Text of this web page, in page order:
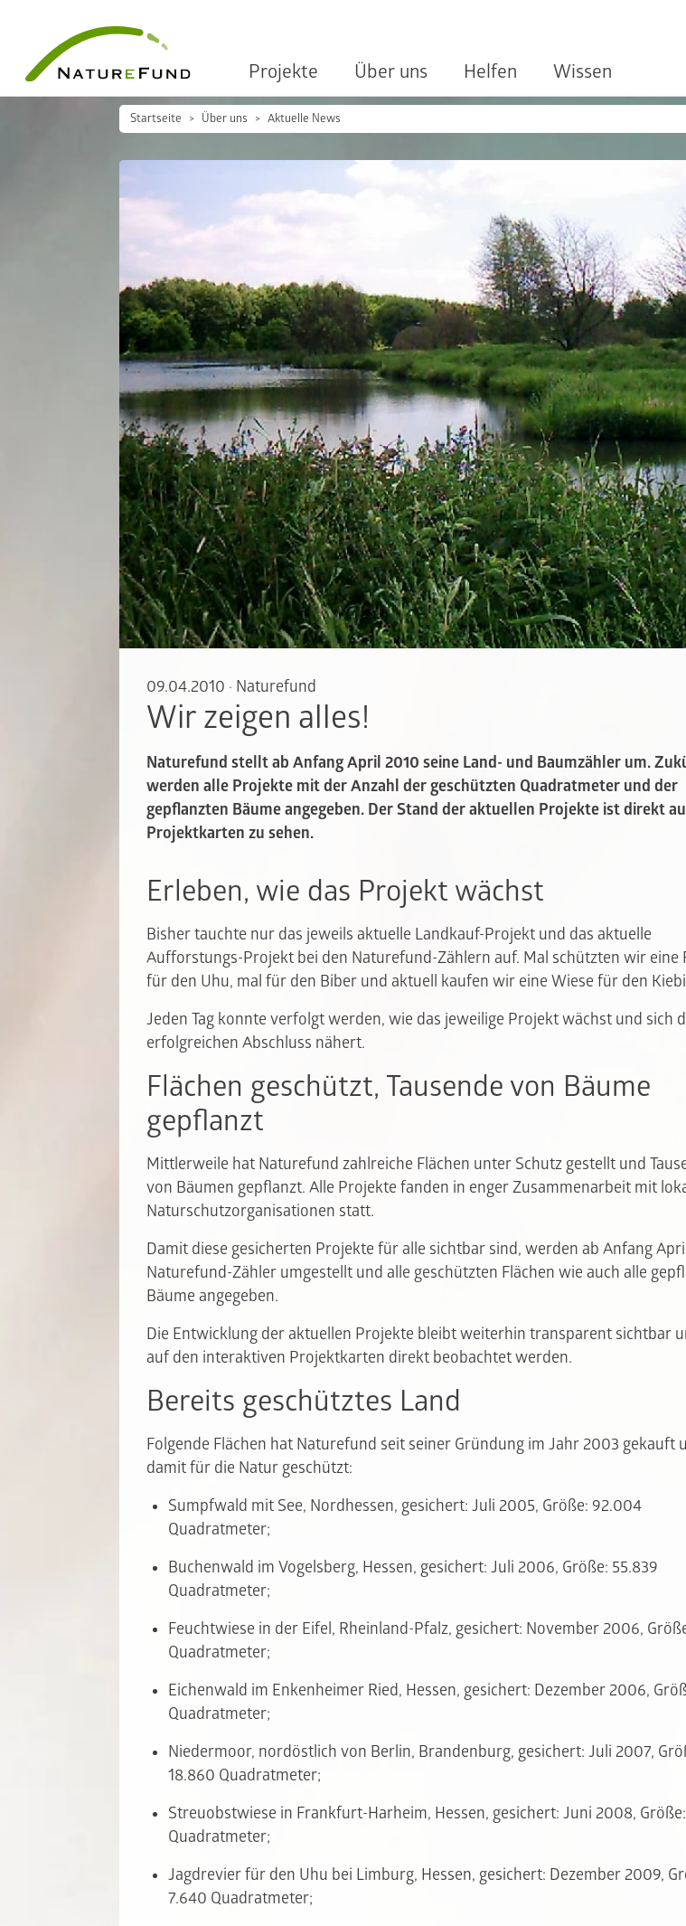
Projekte Über uns Helfen Wissen
Startseite Über uns Aktuelle News
09.04.2010 · Naturefund
Wir zeigen alles!
Naturefund stellt ab Anfang April 2010 seine Land- und Baumzähler um.
werden alle Projekte mit der Anzahl der geschützten Quadratmeter und der
gepflanzten Bäume angegeben. Der Stand der aktuellen Projekte ist direkt
Projektkarten zu sehen.
Erleben, wie das Projekt wächst
Bisher tauchte nur das jeweils aktuelle Landkauf-Projekt und das aktuelle
Aufforstungs-Projekt bei den Naturefund-Zählern auf. Mal schützten wir eine
für den Uhu, mal für den Biber und aktuell kaufen wir eine Wiese für den
Jeden Tag konnte verfolgt werden, wie das jeweilige Projekt wächst und sich
erfolgreichen Abschluss nähert.
Flächen geschützt, Tausende von Bäume
gepflanzt
Mittlerweile hat Naturefund zahlreiche Flächen unter Schutz gestellt und
von Bäumen gepflanzt. Alle Projekte fanden in enger Zusammenarbeit mit
Naturschutzorganisationen statt.
Damit diese gesicherten Projekte für alle sichtbar sind, werden ab Anfang
Naturefund-Zähler umgestellt und alle geschützten Flächen wie auch alle
Bäume angegeben.
Die Entwicklung der aktuellen Projekte bleibt weiterhin transparent sichtbar
auf den interaktiven Projektkarten direkt beobachtet werden.
Bereits geschütztes Land
Folgende Flächen hat Naturefund seit seiner Gründung im Jahr 2003 gekauft
damit für die Natur geschützt:
Sumpfwald mit See, Nordhessen, gesichert: Juli 2005, Größe: 92.004
Quadratmeter;
Buchenwald im Vogelsberg, Hessen, gesichert: Juli 2006, Größe: 55.839
Quadratmeter;
Feuchtwiese in der Eifel, Rheinland-Pfalz, gesichert: November 2006,
Quadratmeter;
Eichenwald im Enkenheimer Ried, Hessen, gesichert: Dezember 2006,
Quadratmeter;
Niedermoor, nordöstlich von Berlin, Brandenburg, gesichert: Juli 2007,
18.860 Quadratmeter;
Streuobstwiese in Frankfurt-Harheim, Hessen, gesichert: Juni 2008,
Quadratmeter;
Jagdrevier für den Uhu bei Limburg, Hessen, gesichert: Dezember 2009,
7.640 Quadratmeter;